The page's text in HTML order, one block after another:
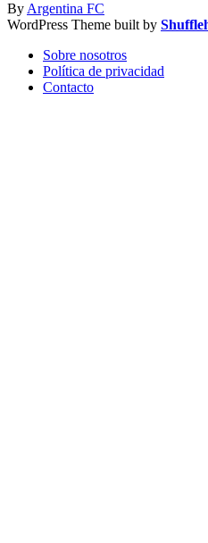
ByArgentina FC
WordPress Theme built by
Sobre nosotros
Política de privacidad
Contacto